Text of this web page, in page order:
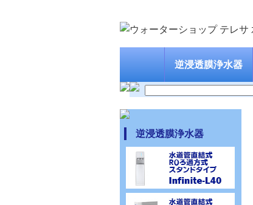
逆浸透膜浄水器
逆浸透膜浄水器